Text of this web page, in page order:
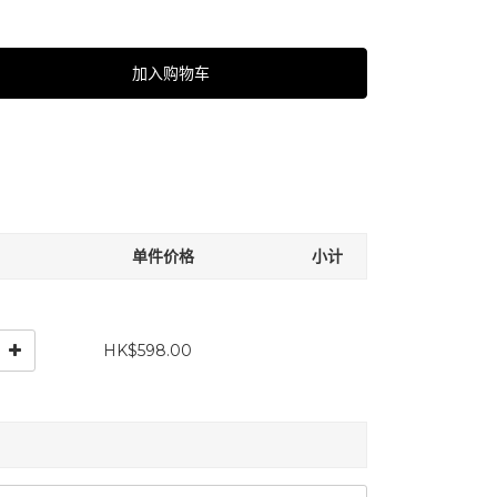
加入购物车
单件价格 小计
HK$598.00